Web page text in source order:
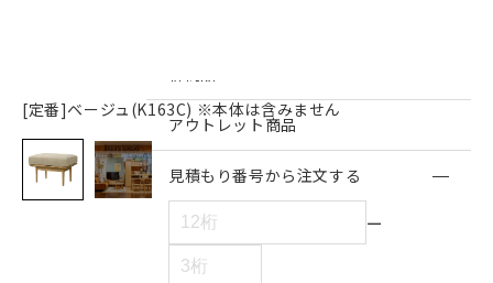
アウトレット商品
見積もり番号から注文する
ー
[定番]ベージュ(K163C) ※本体は含みません